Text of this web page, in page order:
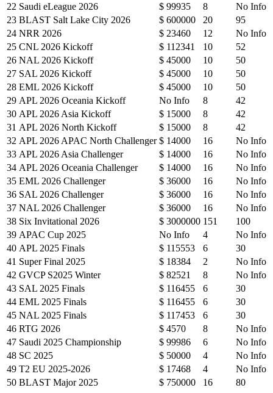
22 Saudi eLeague 2026 $ 99935 8
No Info
23 BLAST Salt Lake City 2026 $ 600000 20
95
24 NRR 2026 $ 23460 12
No Info
25 CNL 2026 Kickoff $ 112341 10
52
26 NAL 2026 Kickoff $ 45000 10
50
27 SAL 2026 Kickoff $ 45000 10
50
28 EML 2026 Kickoff $ 45000 10
50
29 APL 2026 Oceania Kickoff No Info 8
42
30 APL 2026 Asia Kickoff $ 15000 8
42
31 APL 2026 North Kickoff $ 15000 8
42
32 APL 2026 APAC North Challenger $ 14000 16
No Info
33 APL 2026 Asia Challenger $ 14000 16
No Info
34 APL 2026 Oceania Challenger $ 14000 16
No Info
35 EML 2026 Challenger $ 36000 16
No Info
36 SAL 2026 Challenger $ 36000 16
No Info
37 NAL 2026 Challenger $ 36000 16
No Info
38 Six Invitational 2026 $ 3000000 151
100
39 APAC Cup 2025 No Info 4
No Info
40 APL 2025 Finals $ 115553 6
30
41 Super Final 2025 $ 18384 2
No Info
42 GVCP S2025 Winter $ 82521 8
No Info
43 SAL 2025 Finals $ 116455 6
30
44 EML 2025 Finals $ 116455 6
30
45 NAL 2025 Finals $ 117453 6
30
46 RTG 2026 $ 4570 8
No Info
47 Saudi 2025 Championship $ 99986 6
No Info
48 SC 2025 $ 50000 4
No Info
49 T2 EU 2025-2026 $ 17468 4
No Info
50 BLAST Major 2025 $ 750000 16 80